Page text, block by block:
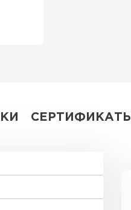
СЕРТИФИКАТЫ